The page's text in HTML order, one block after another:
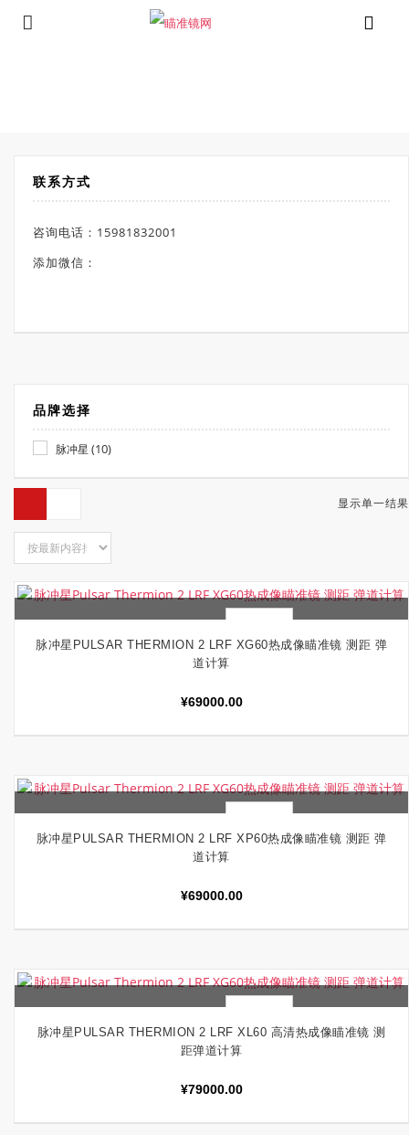
联系方式
咨询电话：15981832001
添加微信：
品牌选择
脉冲星 (10)
显示单一结果
加入购物车 快速查看
脉冲星PULSAR THERMION 2 LRF XG60热成像瞄准镜 测距 弹
道计算
¥69000.00
加入购物车 快速查看
脉冲星PULSAR THERMION 2 LRF XP60热成像瞄准镜 测距 弹
道计算
¥69000.00
加入购物车 快速查看
脉冲星PULSAR THERMION 2 LRF XL60 高清热成像瞄准镜 测
距弹道计算
¥79000.00